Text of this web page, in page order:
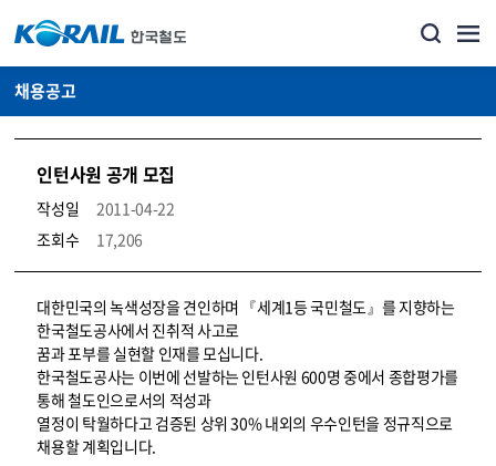
채용공고
인턴사원 공개 모집
작성일
2011-04-22
조회수
17,206
코레일소개_경영공시_채용공고 상세보기 – 내용, 파일, 담당자 연락처로 구성
대한민국의 녹색성장을 견인하며 『세계1등 국민철도』를 지향하는
한국철도공사에서 진취적 사고로
꿈과 포부를 실현할 인재를 모십니다.
한국철도공사는 이번에 선발하는 인턴사원 600명 중에서 종합평가를
통해 철도인으로서의 적성과
열정이 탁월하다고 검증된 상위 30% 내외의 우수인턴을 정규직으로
채용할 계획입니다.